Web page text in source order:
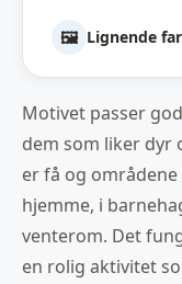
🖼️ Lignende
Motivet passer
dem som liker dyr
er få og
hjemme, i
venterom. Det
en rolig aktivitet